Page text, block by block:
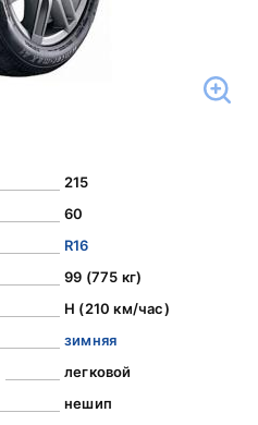
215
60
R16
99 (775 кг)
H (210 км/час)
зимняя
легковой
нешип